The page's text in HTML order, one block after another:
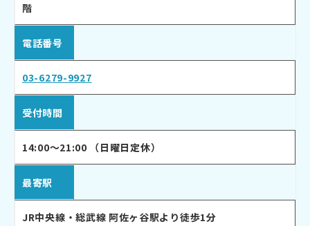
階
電話番号
03-6279-9927
受付時間
14:00〜21:00 （日曜日定休）
最寄駅
JR中央線・総武線 阿佐ヶ谷駅より徒歩1分